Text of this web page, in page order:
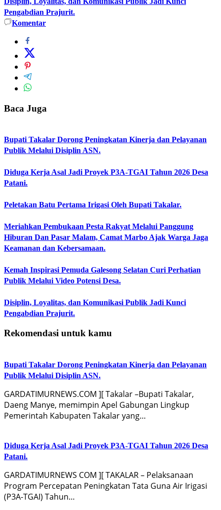
Pengabdian Prajurit.
Komentar
Baca Juga
Bupati Takalar Dorong Peningkatan Kinerja dan Pelayanan
Publik Melalui Disiplin ASN.
Diduga Kerja Asal Jadi Proyek P3A-TGAI Tahun 2026 Desa
Patani.
Peletakan Batu Pertama Irigasi Oleh Bupati Takalar.
Meriahkan Pembukaan Pesta Rakyat Melalui Panggung
Hiburan Dan Pasar Malam, Camat Marbo Ajak Warga Jaga
Keamanan dan Kebersamaan.
Kemah Inspirasi Pemuda Galesong Selatan Curi Perhatian
Publik Melalui Video Potensi Desa.
Disiplin, Loyalitas, dan Komunikasi Publik Jadi Kunci
Pengabdian Prajurit.
Rekomendasi untuk kamu
Bupati Takalar Dorong Peningkatan Kinerja dan Pelayanan
Publik Melalui Disiplin ASN.
GARDATIMURNEWS.COM ][ Takalar –Bupati Takalar,
Daeng Manye, memimpin Apel Gabungan Lingkup
Pemerintah Kabupaten Takalar yang…
Diduga Kerja Asal Jadi Proyek P3A-TGAI Tahun 2026 Desa
Patani.
GARDATIMURNEWS COM ][ TAKALAR – Pelaksanaan
Program Percepatan Peningkatan Tata Guna Air Irigasi
(P3A-TGAI) Tahun…